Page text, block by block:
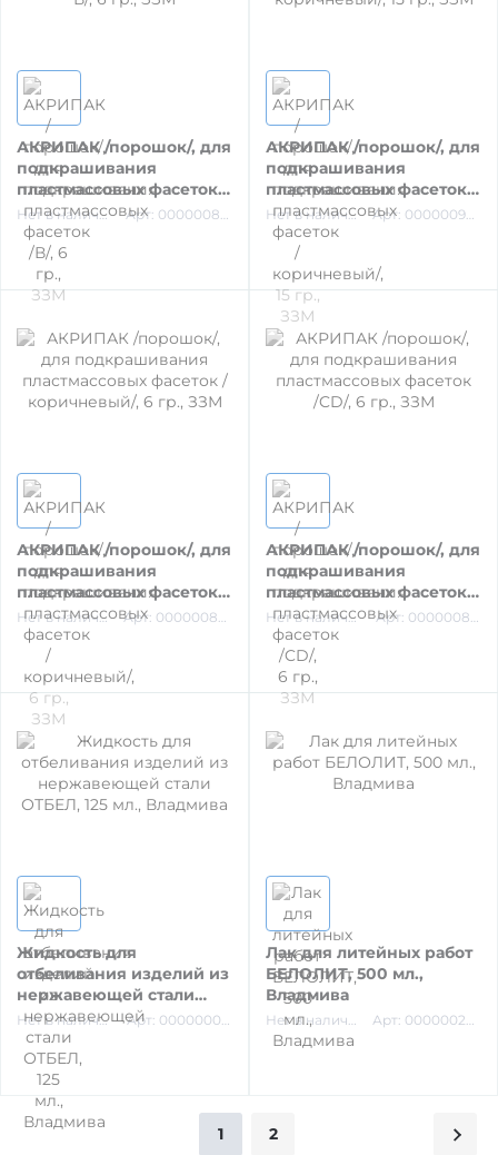
ИНСТРУМЕНТОВ
ОБРАБОТКА ИНСТРУМЕНТОВ,
ПОВЕРХНОСТЕЙ, ПСО
ОБРАБОТКА ПОВЕРХНОСТЕЙ,
ИНСТРУМЕНТА, СИЛИКОНА
ОБРАБОТКА ПОВЕРХНОСТИ
АКРИПАК /порошок/, для
подкрашивания
пластмассовых фасеток /
В/, 6 гр., ЗЗМ
Нет в наличии
АКРИПАК /порошок/, для
подкрашивания
пластмассовых фасеток /
коричневый/, 15 гр., ЗЗМ
Нет в наличии
АКРИПАК /порошок/, для
подкрашивания
пластмассовых фасеток /
коричневый/, 6 гр., ЗЗМ
Нет в наличии
АКРИПАК /порошок/, для
подкрашивания
пластмассовых фасеток
/CD/, 6 гр., ЗЗМ
Нет в наличии
Жидкость для
отбеливания изделий из
нержавеющей стали
ОТБЕЛ, 125 мл., Владмива
Нет в наличии
Лак для литейных работ
БЕЛОЛИТ, 500 мл.,
Владмива
1 2